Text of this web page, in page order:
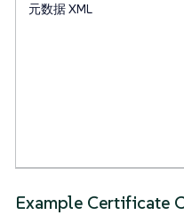
元数据 XML
Example Certificate